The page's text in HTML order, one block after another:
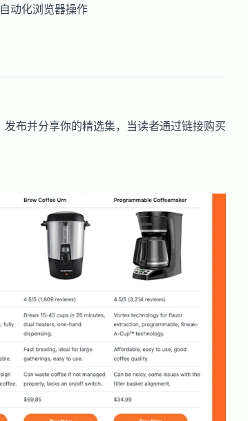
化浏览器操作
布并分享你的精选集，当读者通过链接购买